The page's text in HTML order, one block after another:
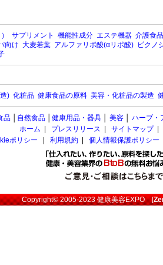
サプリメント 機能性成分 エステ機器 介護食品
向け 大麦若葉 アルファリポ酸(αリポ酸) ピクノ
) 化粧品 健康食品の原料 美容・化粧品の製造
品 自然食品 健康用品・器具 美容 ハーブ・
ホーム
プレスリリース サイトマップ|
ポリシー
利用規約 個人情報保護ポリシー
Copyright© 2005-2023健康美容EXPO[